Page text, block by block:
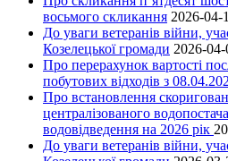
восьмого скликання 2026-04-
До уваги ветеранів війни,
Козелецької громади 2026-
Про перерахунок вартості
побутових відходів з
Про встановлення
централізованого
водовідведення на 2026 рік
До уваги ветеранів війни,